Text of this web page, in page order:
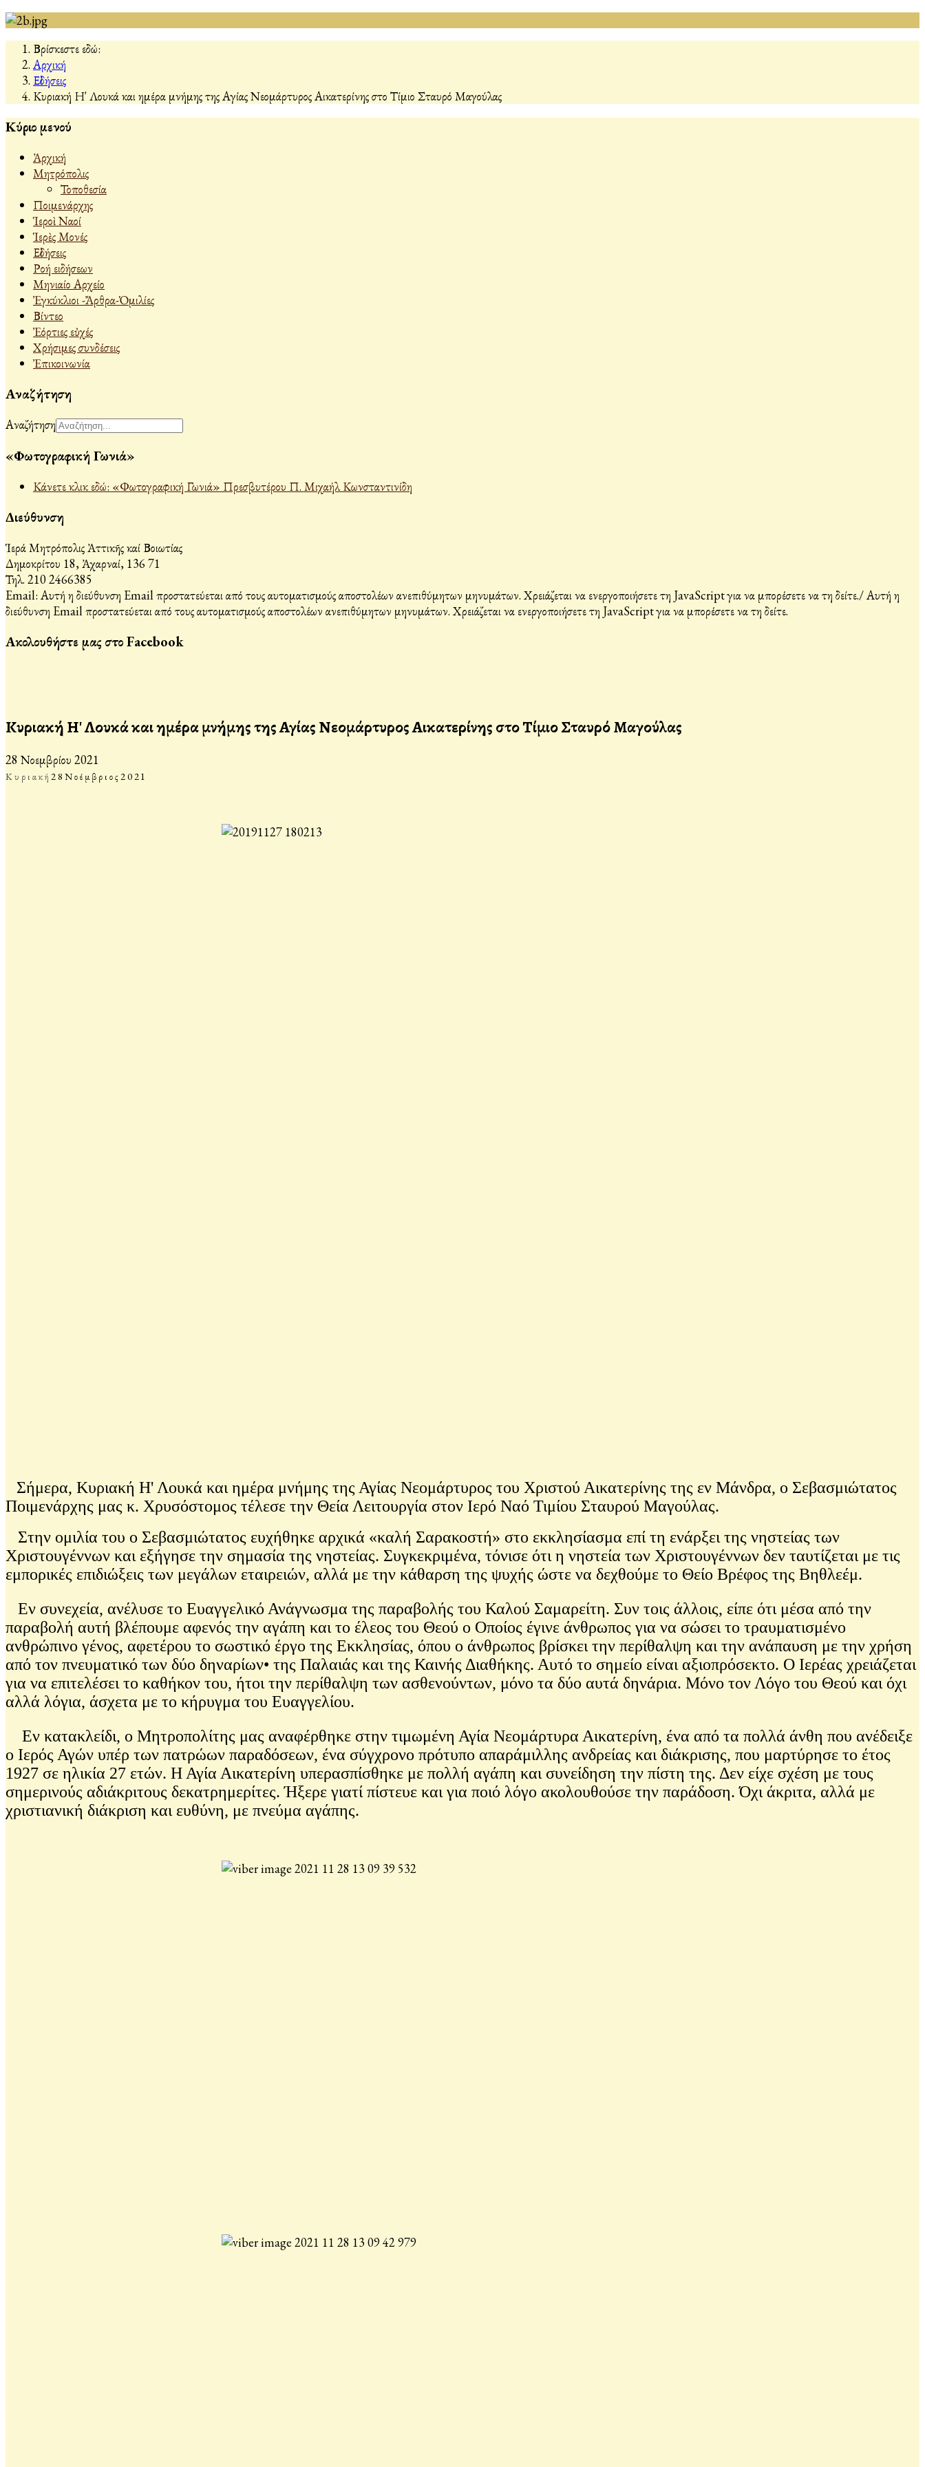
Βρίσκεστε εδώ:
Αρχική
Εἰδήσεις
Κυριακή Η' Λουκά και ημέρα μνήμης της Αγίας Νεομάρτυρος Αικατερίνης στο Τίμιο Σταυρό Μαγούλας
Κύριο μενού
Ἀρχική
Μητρόπολις
Τοποθεσία
Ποιμενάρχης
Ἱεροὶ Ναοί
Ἱερὲς Μονές
Εἰδήσεις
Ροή ειδήσεων
Μηνιαίο Αρχείο
Ἐγκύκλιοι -Ἄρθρα-Ὁμιλίες
Βίντεο
Ἐόρτιες εὐχές
Χρήσιμες συνδέσεις
Ἐπικοινωνία
Αναζήτηση
Αναζήτηση
«Φωτογραφική Γωνιά»
Κάνετε κλικ εδώ: «Φωτογραφική Γωνιά» Πρεσβυτέρου Π. Μιχαήλ Κωνσταντινίδη
Διεύθυνση
Ἱερά Μητρόπολις Ἀττικῆς καί Βοιωτίας
Δημοκρίτου 18, Ἀχαρναί, 136 71
Τηλ. 210 2466385
Email: Αυτή η διεύθυνση Email προστατεύεται από τους αυτοματισμούς αποστολέων ανεπιθύμητων μηνυμάτων. Χρειάζεται να ενεργοποιήσετε τη JavaScript για να μπορέσετε να τη δείτε./Αυτή η
διεύθυνση Email προστατεύεται από τους αυτοματισμούς αποστολέων ανεπιθύμητων μηνυμάτων. Χρειάζεται να ενεργοποιήσετε τη JavaScript για να μπορέσετε να τη δείτε.
Ακολουθήστε μας στο Facebook
Κυριακή Η' Λουκά και ημέρα μνήμης της Αγίας Νεομάρτυρος Αικατερίνης στο Τίμιο Σταυρό Μαγούλας
28 Νοεμβρίου 2021
Κυριακή28 Νοέμβριος2021
Σήμερα, Κυριακή Η' Λουκά και ημέρα μνήμης της Αγίας Νεομάρτυρος του Χριστού Αικατερίνης της εν Μάνδρα, ο Σεβασμιώτατος
Ποιμενάρχης μας κ. Χρυσόστομος τέλεσε την Θεία Λειτουργία στον Ιερό Ναό Τιμίου Σταυρού Μαγούλας.
Στην ομιλία του ο Σεβασμιώτατος ευχήθηκε αρχικά «καλή Σαρακοστή» στο εκκλησίασμα επί τη ενάρξει της νηστείας των
Χριστουγέννων και εξήγησε την σημασία της νηστείας. Συγκεκριμένα, τόνισε ότι η νηστεία των Χριστουγέννων δεν ταυτίζεται με τις
εμπορικές επιδιώξεις των μεγάλων εταιρειών, αλλά με την κάθαρση της ψυχής ώστε να δεχθούμε το Θείο Βρέφος της Βηθλεέμ.
Εν συνεχεία, ανέλυσε το Ευαγγελικό Ανάγνωσμα της παραβολής του Καλού Σαμαρείτη. Συν τοις άλλοις, είπε ότι μέσα από την
παραβολή αυτή βλέπουμε αφενός την αγάπη και το έλεος του Θεού ο Οποίος έγινε άνθρωπος για να σώσει το τραυματισμένο
ανθρώπινο γένος, αφετέρου το σωστικό έργο της Εκκλησίας, όπου ο άνθρωπος βρίσκει την περίθαλψη και την ανάπαυση με την χρήση
από τον πνευματικό των δύο δηναρίων• της Παλαιάς και της Καινής Διαθήκης. Αυτό το σημείο είναι αξιοπρόσεκτο. Ο Ιερέας χρειάζεται
για να επιτελέσει το καθήκον του, ήτοι την περίθαλψη των ασθενούντων, μόνο τα δύο αυτά δηνάρια. Μόνο τον Λόγο του Θεού και όχι
αλλά λόγια, άσχετα με το κήρυγμα του Ευαγγελίου.
Εν κατακλείδι, ο Μητροπολίτης μας αναφέρθηκε στην τιμωμένη Αγία Νεομάρτυρα Αικατερίνη, ένα από τα πολλά άνθη που ανέδειξε
ο Ιερός Αγών υπέρ των πατρώων παραδόσεων, ένα σύγχρονο πρότυπο απαράμιλλης ανδρείας και διάκρισης, που μαρτύρησε το έτος
1927 σε ηλικία 27 ετών. Η Αγία Αικατερίνη υπερασπίσθηκε με πολλή αγάπη και συνείδηση την πίστη της. Δεν είχε σχέση με τους
σημερινούς αδιάκριτους δεκατρημερίτες. Ήξερε γιατί πίστευε και για ποιό λόγο ακολουθούσε την παράδοση. Όχι άκριτα, αλλά με
χριστιανική διάκριση και ευθύνη, με πνεύμα αγάπης.